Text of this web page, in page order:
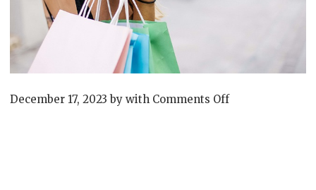
December 17, 2023 bywith Comments Offon